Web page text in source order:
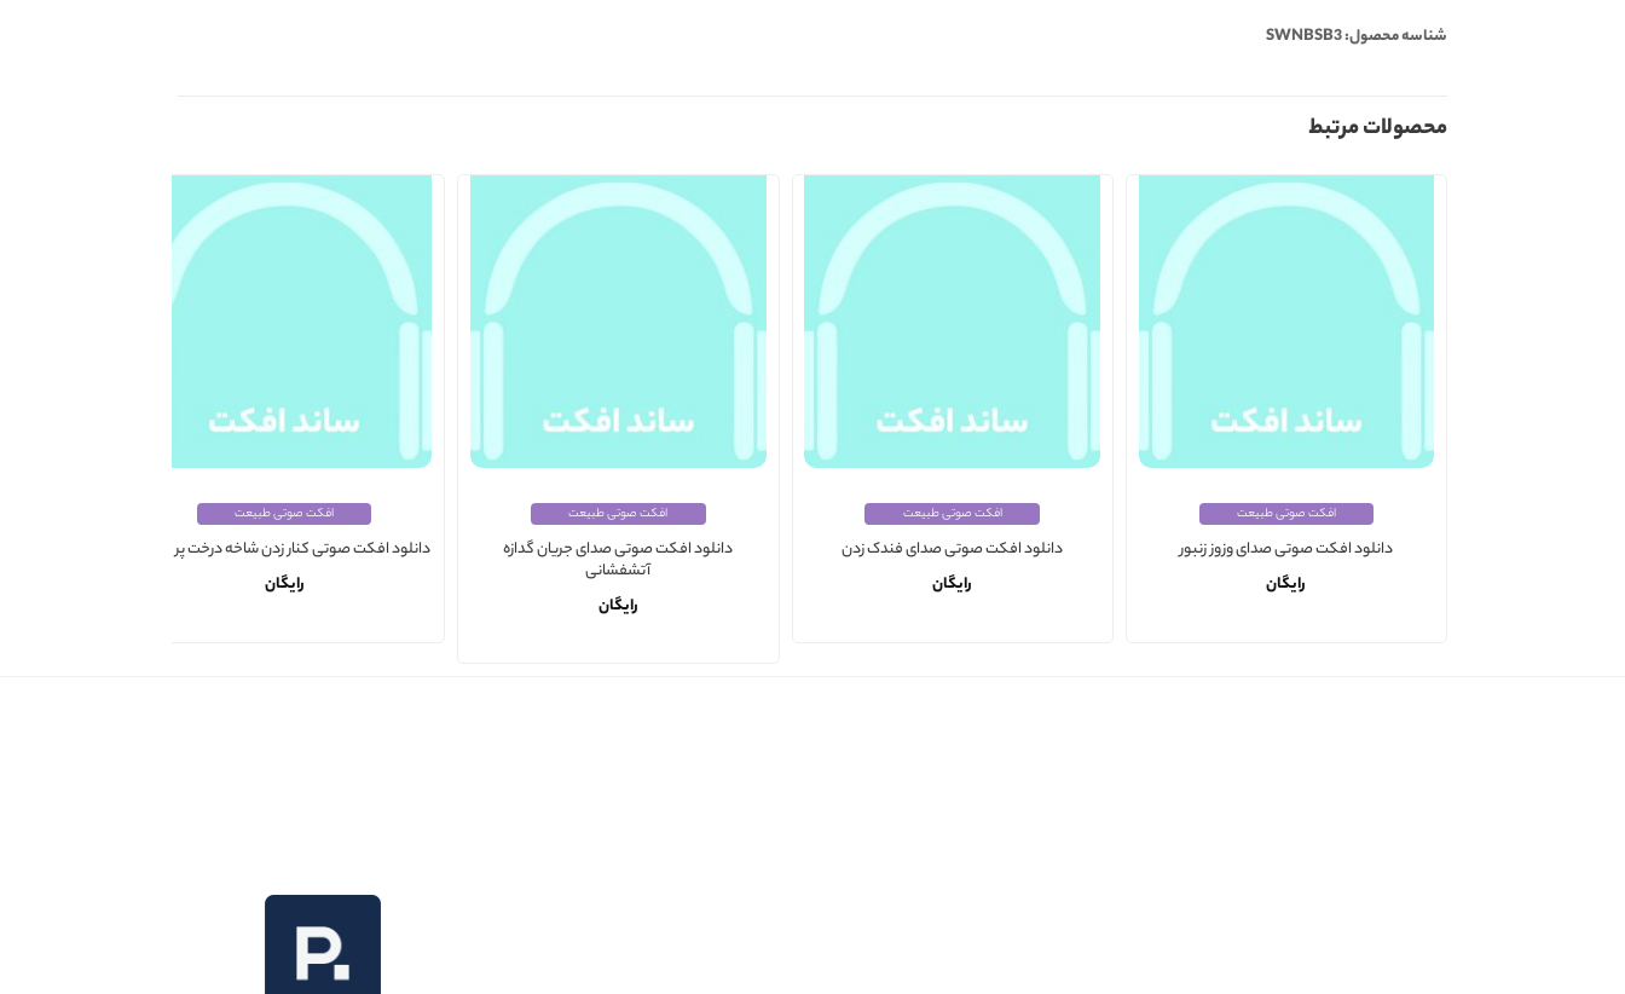
شناسه محصول: SWNBSB3
محصولات مرتبط
افکت صوتی طبیعت
دانلود افکت صوتی صدای وزوز زنبور
رایگان
افکت صوتی طبیعت
دانلود افکت صوتی صدای فندک زدن
رایگان
افکت صوتی طبیعت
دانلود افکت صوتی صدای جریان گدازه
آتشفشانی
رایگان
افکت صوتی طبیعت
دانلود افکت صوتی کنار زدن شاخه درخت پر برگ 4
رایگان